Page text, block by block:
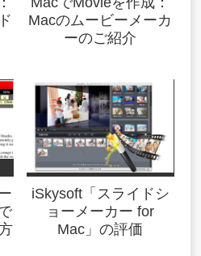
Macのムービーメーカ
ーのご紹介
iSkysoft「スライドシ
ョーメーカー for
Mac」の評価